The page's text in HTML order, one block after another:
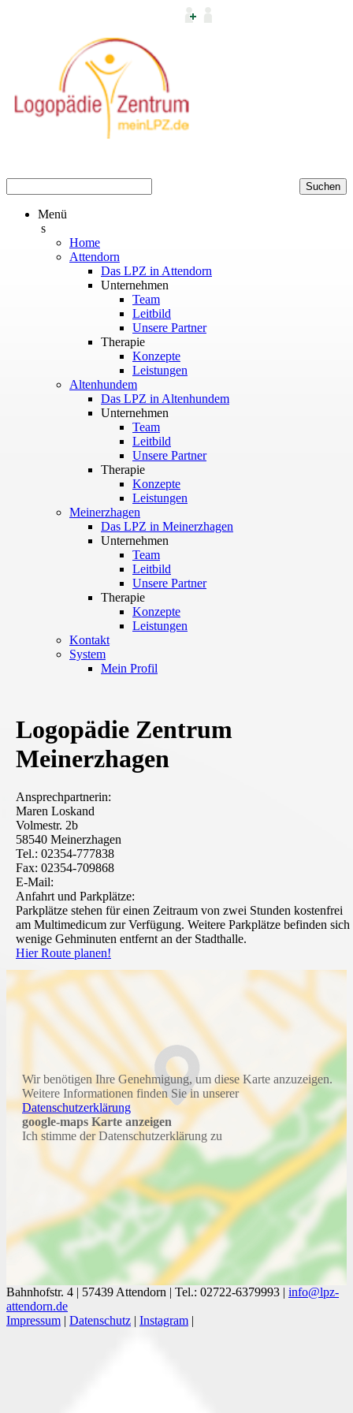
Menü
s
Home
Attendorn
Das LPZ in Attendorn
Unternehmen
Team
Leitbild
Unsere Partner
Therapie
Konzepte
Leistungen
Altenhundem
Das LPZ in Altenhundem
Unternehmen
Team
Leitbild
Unsere Partner
Therapie
Konzepte
Leistungen
Meinerzhagen
Das LPZ in Meinerzhagen
Unternehmen
Team
Leitbild
Unsere Partner
Therapie
Konzepte
Leistungen
Kontakt
System
Mein Profil
Logopädie Zentrum
Meinerzhagen
Ansprechpartnerin:
Maren Loskand
Volmestr. 2b
58540 Meinerzhagen
Tel.: 02354-777838
Fax: 02354-709868
E-Mail:
Anfahrt und Parkplätze:
Parkplätze stehen für einen Zeitraum von zwei Stunden kostenfrei
am Multimedicum zur Verfügung. Weitere Parkplätze befinden sich
wenige Gehminuten entfernt an der Stadthalle.
Hier Route planen!
Wir benötigen Ihre Genehmigung, um diese Karte anzuzeigen.
Weitere Informationen finden Sie in unserer
Datenschutzerklärung
google-maps Karte anzeigen
Ich stimme der Datenschutzerklärung zu
Bahnhofstr. 4 | 57439 Attendorn | Tel.: 02722-6379993 | info@lpz-
attendorn.de
Impressum | Datenschutz | Instagram |